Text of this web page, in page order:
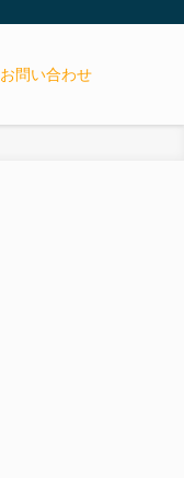
お問い合わせ